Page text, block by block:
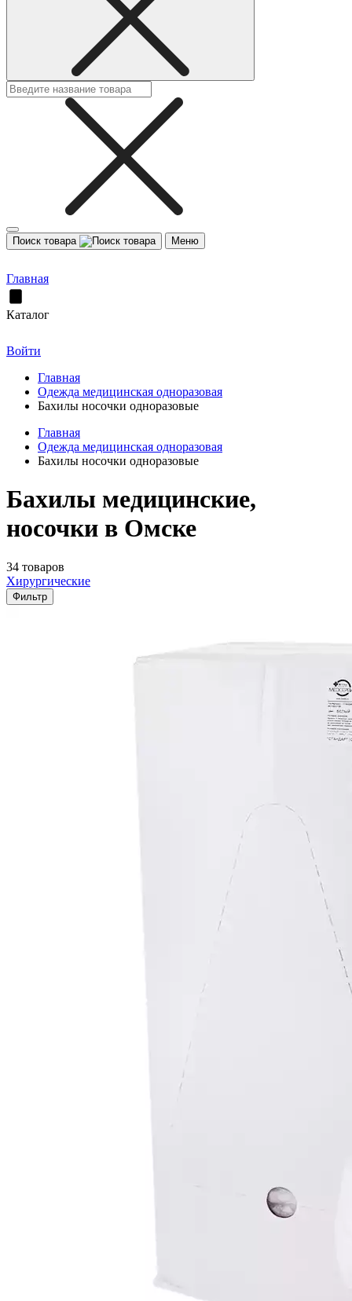
Поиск товара Меню
Главная
Каталог
Войти
Главная
Одежда медицинская одноразовая
Бахилы носочки одноразовые
Главная
Одежда медицинская одноразовая
Бахилы носочки одноразовые
Бахилы медицинские,
носочки в Омске
34 товаров
Хирургические
Фильтр